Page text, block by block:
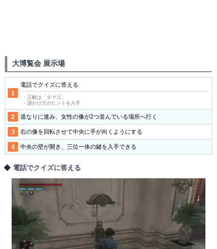
大博覧会 展示場
電話でクイズに答える
・正解は「タマゴ」
・謎かけ王のヒントを入手
道なりに進み、女性の像が2つ並んでいる場所へ行く
右の像を回転させて中央に手が向くようにする
中央の壁が開き、三位一体の鍵を入手できる
電話でクイズに答える